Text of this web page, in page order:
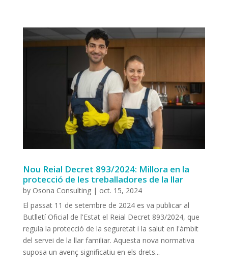
Nou Reial Decret 893/2024: Millora en la
protecció de les treballadores de la llar
by Osona Consulting| oct. 15, 2024
El passat 11 de setembre de 2024 es va publicar al
Butlletí Oficial de l'Estat el Reial Decret 893/2024, que
regula la protecció de la seguretat i la salut en l'àmbit
del servei de la llar familiar. Aquesta nova normativa
suposa un avenç significatiu en els drets...